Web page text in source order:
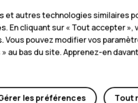
Si vous souhaitez
Paramètres
> Système >
et autres technologies similaires
En cliquant sur « Tout accepter
Vous pouvez modifier vos
au bas du site. Apprenez-en
Tout
les préférences